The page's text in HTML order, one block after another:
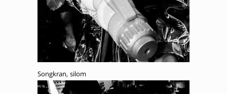
Songkran, silom